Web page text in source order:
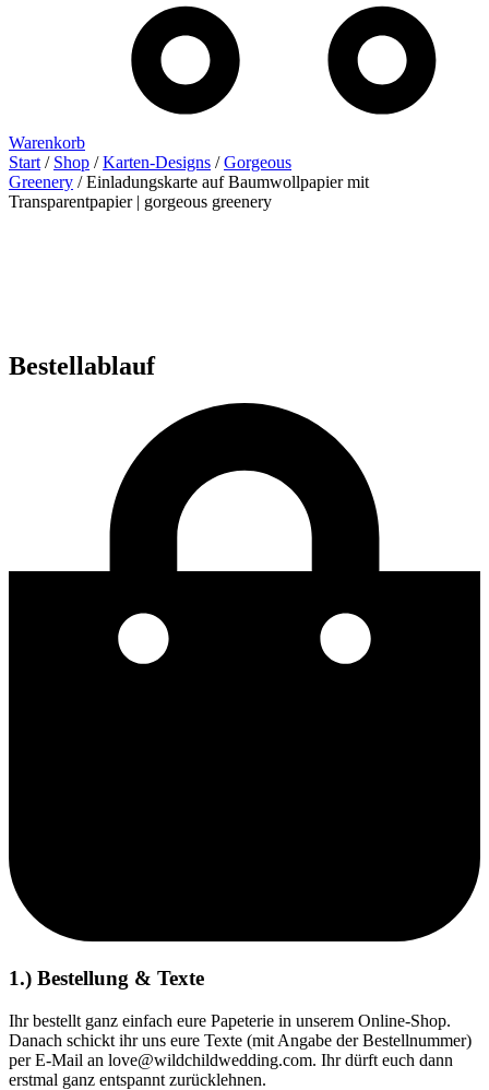
Warenkorb
Start / Shop /Karten-Designs /Gorgeous
Greenery / Einladungskarte auf Baumwollpapier mit
Transparentpapier | gorgeous greenery
Bestellablauf
1.) Bestellung & Texte
Ihr bestellt ganz einfach eure Papeterie in unserem Online-Shop.
Danach schickt ihr uns eure Texte (mit Angabe der Bestellnummer)
per E-Mail an love@wildchildwedding.com. Ihr dürft euch dann
erstmal ganz entspannt zurücklehnen.